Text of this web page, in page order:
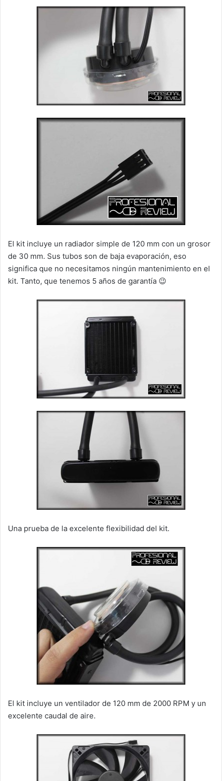
El kit incluye un radiador simple de 120 mm con un grosor
de 30 mm. Sus tubos son de baja evaporación, eso
significa que no necesitamos ningún mantenimiento en el
kit. Tanto, que tenemos 5 años de garantía 😉
Una prueba de la excelente flexibilidad del kit.
El kit incluye un ventilador de 120 mm de 2000 RPM y un
excelente caudal de aire.